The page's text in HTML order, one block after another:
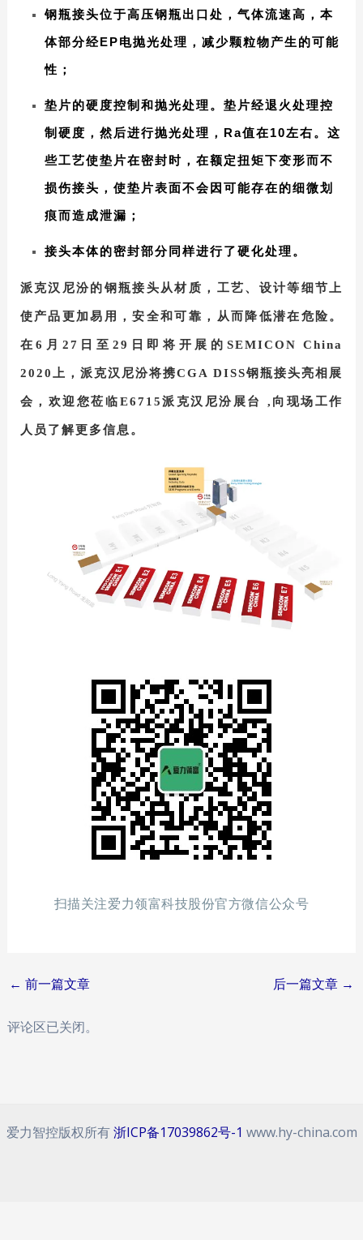
钢瓶接头位于高压钢瓶出口处，气体流速高，本
体部分经EP电抛光处理，减少颗粒物产生的可能
性；
垫片的硬度控制和抛光处理。垫片经退火处理控
制硬度，然后进行抛光处理，Ra值在10左右。这
些工艺使垫片在密封时，在额定扭矩下变形而不
损伤接头 ，使垫片表面不会因可能存在的细微划
痕而造成泄漏；
接头本体的密封部分同样进行了硬化处理。
派克汉尼汾的钢瓶接头从材质，工艺、设计等细节上
使产品更加易用，安全和可靠，从而降低潜在危险。
在6月27日至29日即将开展的SEMICON China
2020上 ，派克汉尼汾将携CGA DISS钢瓶接头亮相展
会，欢迎您莅临E6715派克汉尼汾展台 ,向现场工作
人员了解更多信息。
扫描关注爱力领富科技股份官方微信公众号
Post
← 前一篇文章 后一篇文章 →
评论区已关闭。
爱力智控版权所有浙ICP备17039862号-1 www.hy-china.com